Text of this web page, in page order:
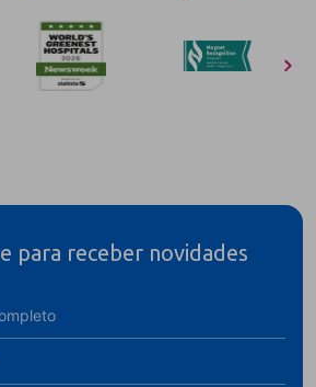
para receber novidades